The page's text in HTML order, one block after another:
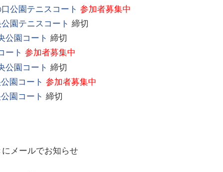
公園テニスコート 参加者募集中
園テニスコート 締切
公園コート 締切
ート 参加者募集中
公園コート 締切
園コート 参加者募集中
園コート 締切
メールでお知らせ